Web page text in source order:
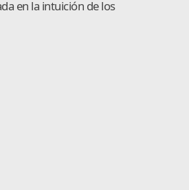
en la intuición de los